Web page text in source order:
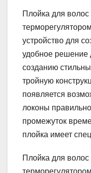
Плойка для
устройство для
удобное решение
созданию
тройную
появляется
локоны
промежуток
плойка имеет
Плойка для